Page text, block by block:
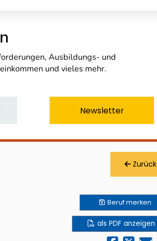
Ausbildungs- und
und vieles mehr.
Newsletter
Zurück
Berufmerken
als PDF anzeigen